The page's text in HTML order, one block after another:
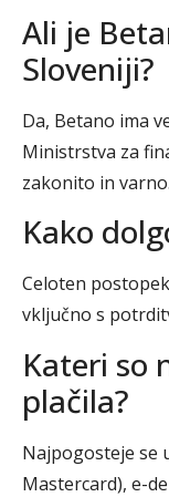
Ali je
Sloveniji?
Da, Betano ima
Ministrstva za
zakonito in varno.
Kako
Celoten
vključno s
Kateri so
plačila?
Najpogosteje se
Mastercard), e-